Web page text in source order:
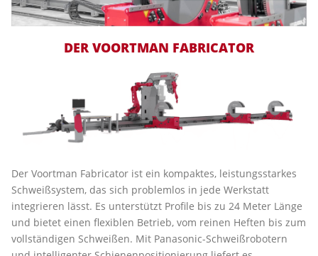
DER VOORTMAN FABRICATOR
Der Voortman Fabricator ist ein kompaktes, leistungsstarkes
Schweißsystem, das sich problemlos in jede Werkstatt
integrieren lässt. Es unterstützt Profile bis zu 24 Meter Länge
und bietet einen flexiblen Betrieb, vom reinen Heften bis zum
vollständigen Schweißen. Mit Panasonic-Schweißrobotern